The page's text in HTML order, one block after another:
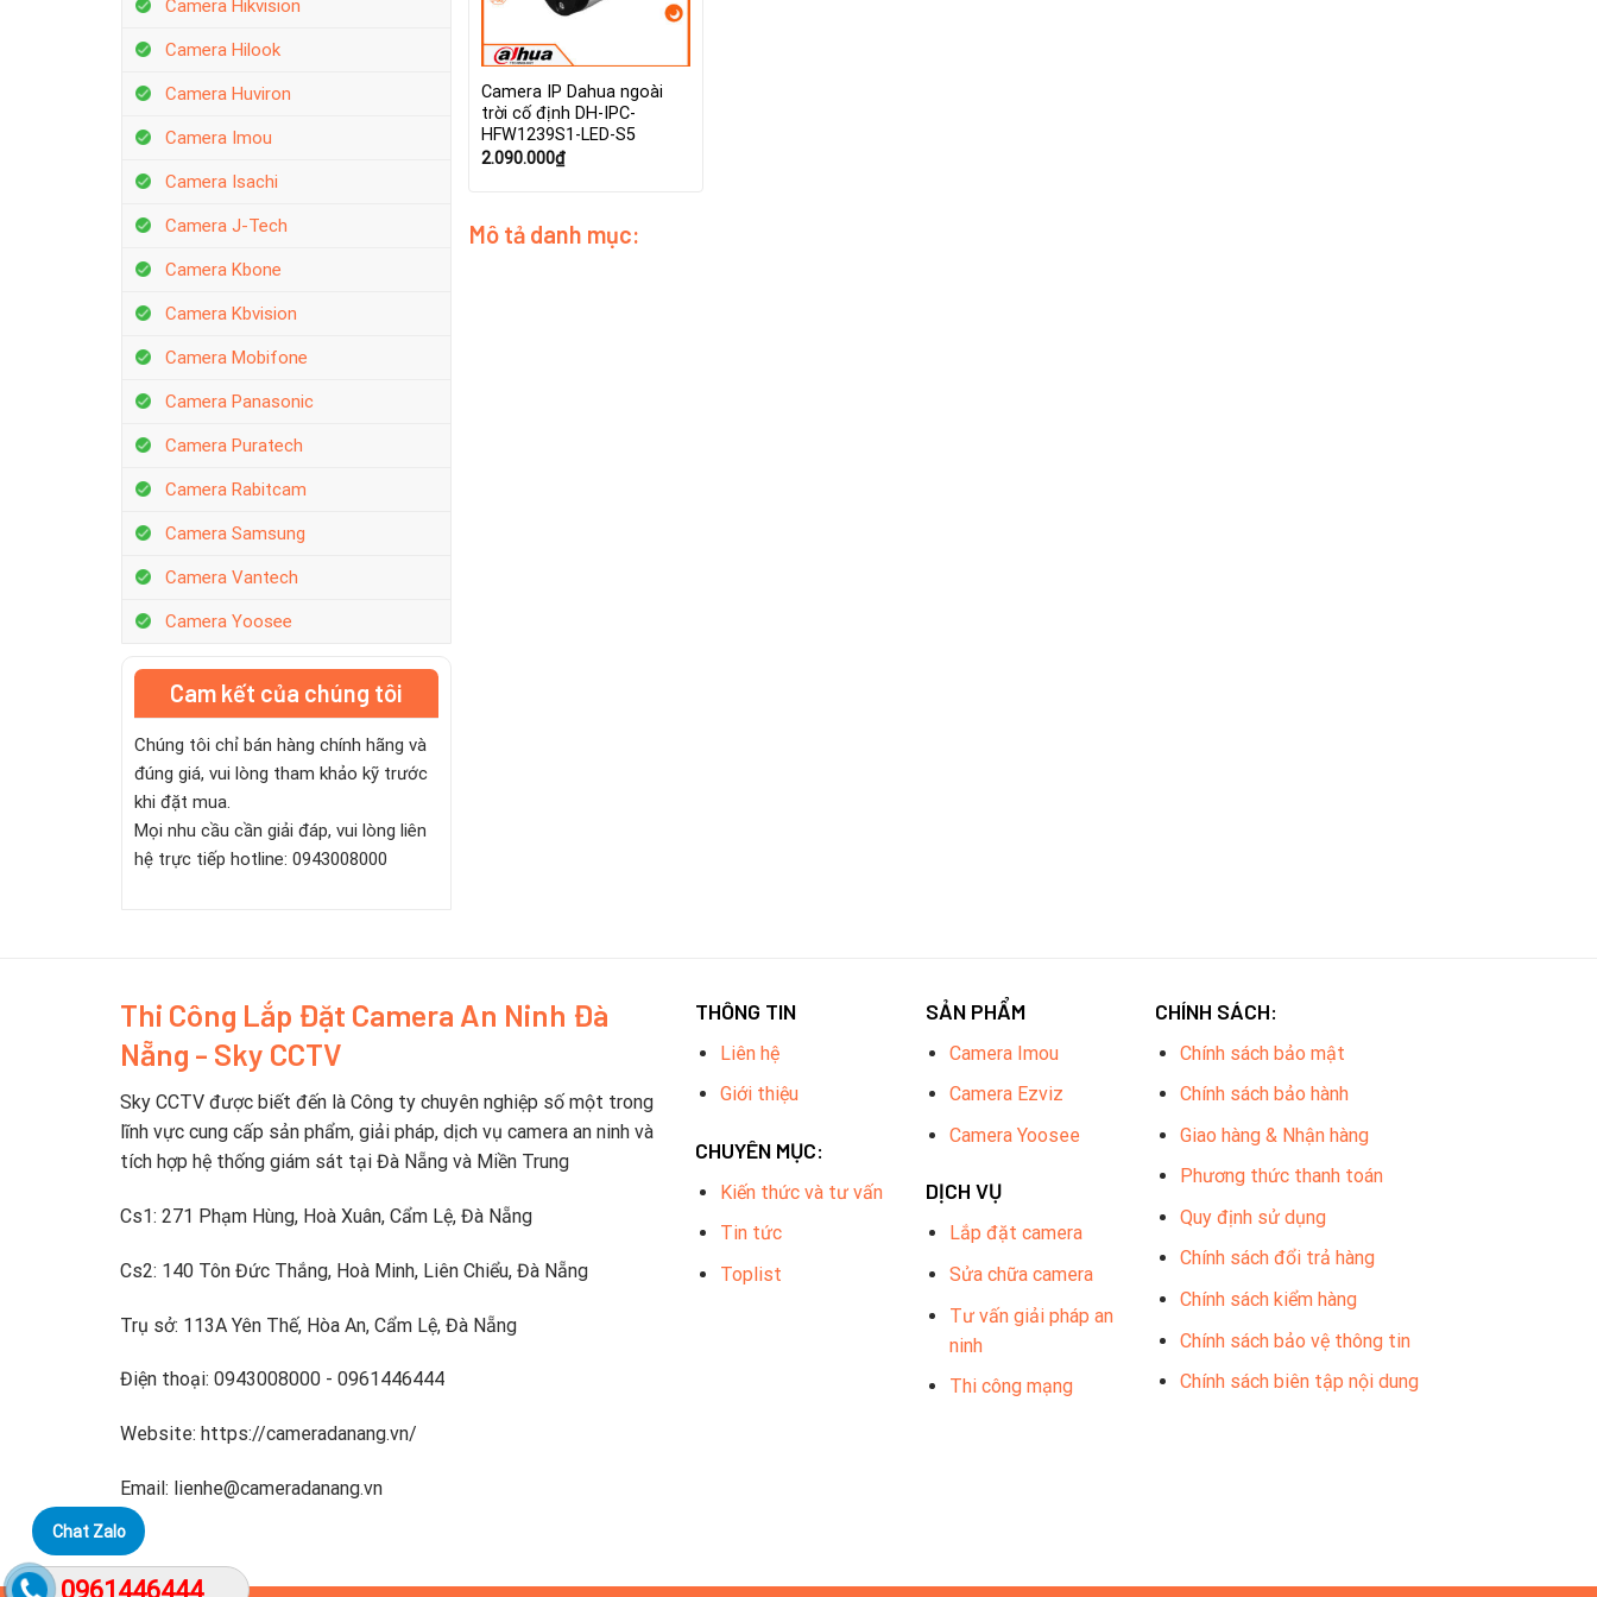
Camera Hikvision
Camera Hilook
Camera Huviron
Camera Imou
Camera Isachi
Camera J-Tech
Camera Kbone
Camera Kbvision
Camera Mobifone
Camera Panasonic
Camera Puratech
Camera Rabitcam
Camera Samsung
Camera Vantech
Camera Yoosee
Cam kết của chúng tôi
Chúng tôi chỉ bán hàng chính hãng và
đúng giá, vui lòng tham khảo kỹ trước
khi đặt mua.
Mọi nhu cầu cần giải đáp, vui lòng liên
hệ trực tiếp hotline: 0943008000
Camera IP Dahua ngoài
trời cố định DH-IPC-
HFW1239S1-LED-S5
2.090.000₫
Mô tả danh mục:
Thi Công Lắp Đặt Camera An Ninh Đà
Nẵng - Sky CCTV
Sky CCTV được biết đến là Công ty chuyên nghiệp số một trong
lĩnh vực cung cấp sản phẩm, giải pháp, dịch vụ camera an ninh và
tích hợp hệ thống giám sát tại Đà Nẵng và Miền Trung
Cs1: 271 Phạm Hùng, Hoà Xuân, Cẩm Lệ, Đà Nẵng
Cs2: 140 Tôn Đức Thắng, Hoà Minh, Liên Chiểu, Đà Nẵng
Trụ sở: 113A Yên Thế, Hòa An, Cẩm Lệ, Đà Nẵng
Điện thoại: 0943008000 - 0961446444
Website: https://cameradanang.vn/
Email: lienhe@cameradanang.vn
THÔNG TIN
Liên hệ
Giới thiệu
CHUYÊN MỤC:
Kiến thức và tư vấn
Tin tức
Toplist
SẢN PHẨM
Camera Imou
Camera Ezviz
Camera Yoosee
DỊCH VỤ
Lắp đặt camera
Sửa chữa camera
Tư vấn giải pháp an
ninh
Thi công mạng
CHÍNH SÁCH:
Chính sách bảo mật
Chính sách bảo hành
Giao hàng & Nhận hàng
Phương thức thanh toán
Quy định sử dụng
Chính sách đổi trả hàng
Chính sách kiểm hàng
Chính sách bảo vệ thông tin
Chính sách biên tập nội dung
Chat Zalo
0961446444